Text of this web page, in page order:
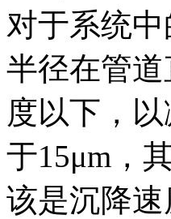
对于系统
半径在管
度以下，
于15μm，
该是沉降